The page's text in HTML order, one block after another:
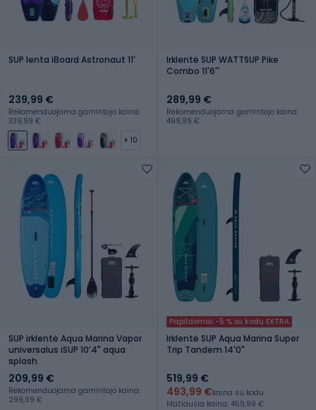
SUP lenta iBoard Astronaut 11'
239,99 €
Rekomenduojama gamintojo kaina:
339,99 €
+ 10
Irklentė SUP WATTSUP Pike
Combo 11'6''
289,99 €
Rekomenduojama gamintojo kaina:
499,99 €
SUP irklentė Aqua Marina Vapor
universalus iSUP 10ʼ4" aqua
splash
209,99 €
Rekomenduojama gamintojo kaina:
299,99 €
Papildomai -5 % su kodu EXTRA
Irklentė SUP Aqua Marina Super
Trip Tandem 14'0"
519,99 €
493,99 €kaina su kodu
Mažiausia kaina: 459,99 €